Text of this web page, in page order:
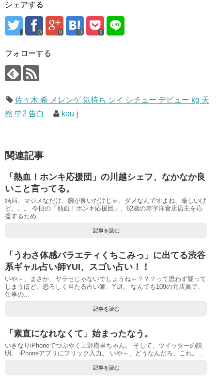
シェアする
0 0
フォローする
佐々木 希 メレンゲ 気持ち シイ シチュー デビュー kg 天
然 中2 告白
kou-j
関連記事
「熱血！ホンキ応援団」の川越シェフ、なかなか良
いこと言ってる。
結局、マジメなだけ、腕が良いだけじゃ、ダメなんですよね、厳しいけ
ど。。。 今日の「熱血！ホンキ応援団」、62歳の赤字洋食店店主を応
援するため...
記事を読む
「うわさ体感バラエティくちこみっ」に出てる渋谷
系ギャル占い師YUI、スゴい占い！！
いや～、まさか、ヤラセじゃないでしょうね～？？？って思わず疑って
しまうほど、恐ろしく当たる占い師、YUI。 なんでも109の元店員で、
仕事の...
記事を読む
「素直になれなくて」始まったなう。
いきなりiPhoneでつぶやく上野樹里ちゃん。 そして、ツイッターの説
明。 iPhoneアプリにフリック入力。 いや～、どうなんだろ、これ。...
記事を読む